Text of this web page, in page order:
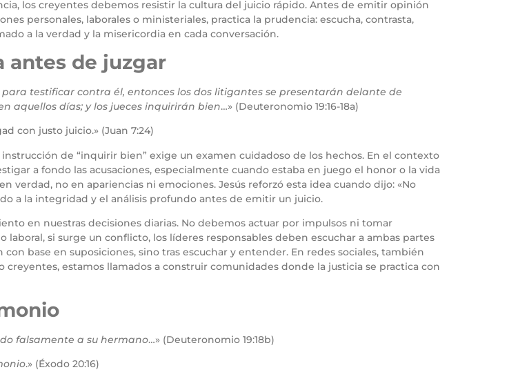
los creyentes debemos resistir la cultura del juicio rápido. Antes de emitir opinión
personales, laborales o ministeriales, practica la prudencia: escucha, contrasta,
a la verdad y la misericordia en cada conversación.
antes de juzgar
testificar contra él, entonces los dos litigantes se presentarán delante de
aquellos días; y los jueces inquirirán bien…» (Deuteronomio 19:16-18a)
con justo juicio.» (Juan 7:24)
de “inquirir bien” exige un examen cuidadoso de los hechos. En el contexto
a fondo las acusaciones, especialmente cuando estaba en juego el honor o la vida
verdad, no en apariencias ni emociones. Jesús reforzó esta idea cuando dijo: «No
a la integridad y el análisis profundo antes de emitir un juicio.
en nuestras decisiones diarias. No debemos actuar por impulsos ni tomar
si surge un conflicto, los líderes responsables deben escuchar a ambas partes
base en suposiciones, sino tras escuchar y entender. En redes sociales, también
estamos llamados a construir comunidades donde la justicia se practica con
falsamente a su hermano…» (Deuteronomio 19:18b)
.» (Éxodo 20:16)